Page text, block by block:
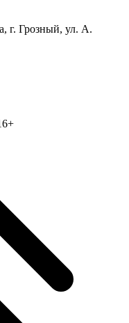
г. Грозный, ул. А.